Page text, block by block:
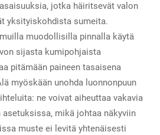
jotka häiritsevät valon
yksityiskohdista sumeita.
muodollisilla pinnalla käytä
sijasta kumipohjaista
pitämään paineen tasaisena
myöskään unohda luonnonpuun
ne voivat aiheuttaa vakavia
mikä johtaa näkyviin
muste ei levitä yhtenäisesti